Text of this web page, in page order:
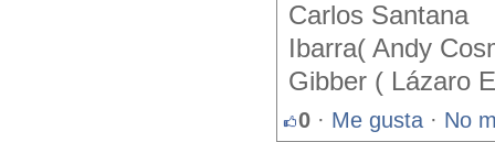
Carlos Santana
Ibarra( Andy
Gibber ( Lázaro
0 · Me gusta · No